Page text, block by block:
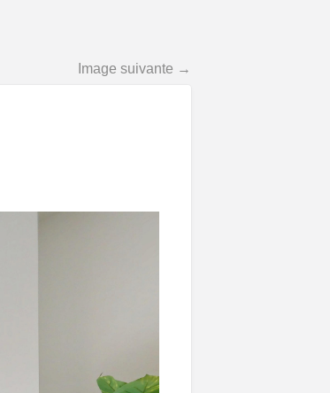
Image suivante →